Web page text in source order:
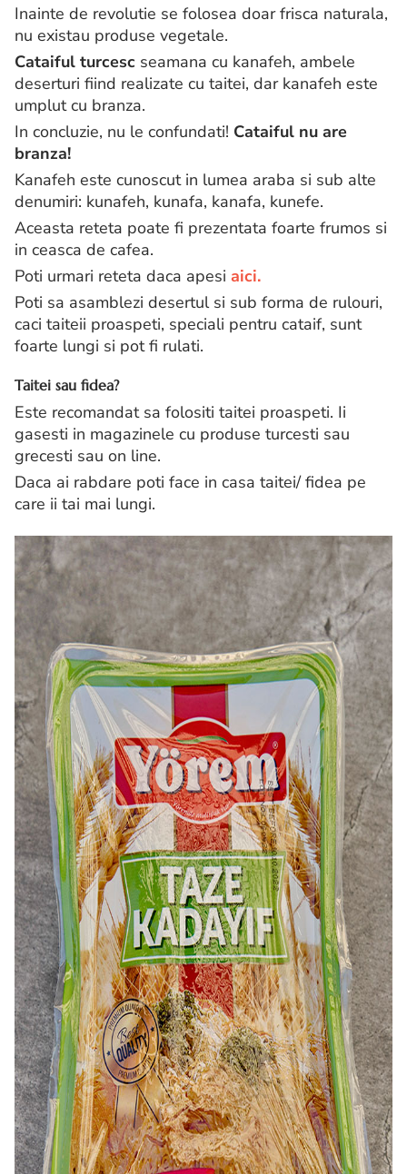
Inainte de revolutie se folosea doar frisca naturala,
nu existau produse vegetale.
Cataiful turcesc seamana cu kanafeh, ambele
deserturi fiind realizate cu taitei, dar kanafeh este
umplut cu branza.
In concluzie, nu le confundati! Cataiful nu are
branza!
Kanafeh este cunoscut in lumea araba si sub alte
denumiri: kunafeh, kunafa, kanafa, kunefe.
Aceasta reteta poate fi prezentata foarte frumos si
in ceasca de cafea.
Poti urmari reteta daca apesi aici.
Poti sa asamblezi desertul si sub forma de rulouri,
caci taiteii proaspeti, speciali pentru cataif, sunt
foarte lungi si pot fi rulati.
Taitei sau fidea?
Este recomandat sa folositi taitei proaspeti. Ii
gasesti in magazinele cu produse turcesti sau
grecesti sau on line.
Daca ai rabdare poti face in casa taitei/ fidea pe
care ii tai mai lungi.